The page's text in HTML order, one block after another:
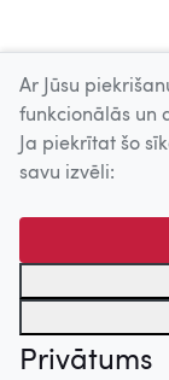
© 2026
centrs.
Ar Jūsu
funkcionālās un
Ja piekrītat šo
savu izvēli:
Privātums